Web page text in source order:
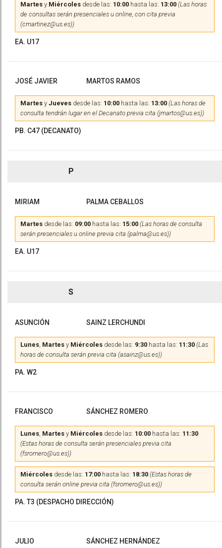
Martes y Miércoles desde las: 10:00 hasta las: 13:00 (Las horas
de consultas serán presenciales u online, con cita previa
(cmartinez@us.es))
EA. U17
JOSÉ JAVIER MARTOS RAMOS
Martes y Jueves desde las: 10:00 hasta las: 13:00 (Las horas de
consulta tendrán lugar en el Decanato previa cita (jmartos@us.es))
PB. C47 (DECANATO)
P
MIRIAM PALMA CEBALLOS
Martes desde las: 09:00 hasta las: 15:00 (Las horas de consulta
serán presenciales u online previa cita (palma@us.es))
EA. U17
S
ASUNCIÓN SAINZ LERCHUNDI
Lunes, Martes y Miércoles desde las: 9:30 hasta las: 11:30 (Las
horas de consulta serán previa cita (asainz@us.es))
PA. W2
FRANCISCO SÁNCHEZ ROMERO
Lunes, Martes y Miércoles desde las: 10:00 hasta las: 11:30
(Estas horas de consulta serán presenciales previa cita
(fsromero@us.es))
Miércoles desde las: 17:00 hasta las: 18:30 (Estas horas de
consulta serán online previa cita (fsromero@us.es))
PA. T3 (DESPACHO DIRECCIÓN)
JULIO SÁNCHEZ HERNÁNDEZ